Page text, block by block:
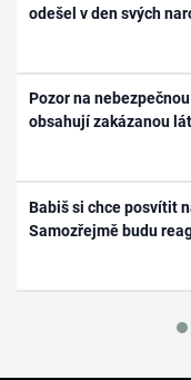
odešel v den svých
Pozor na
obsahují zakázanou
Babiš si chce posvítit
Samozřejmě budu